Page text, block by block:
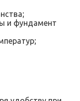
и фундамент